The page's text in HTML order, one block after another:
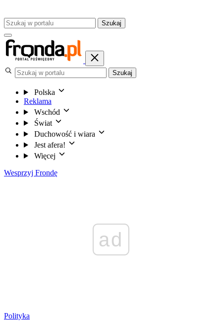
Szukaj
Szukaj
Polska
Reklama
Wschód
Świat
Duchowość i wiara
Jest afera!
Więcej
Wesprzyj Frondę
ad
Polityka